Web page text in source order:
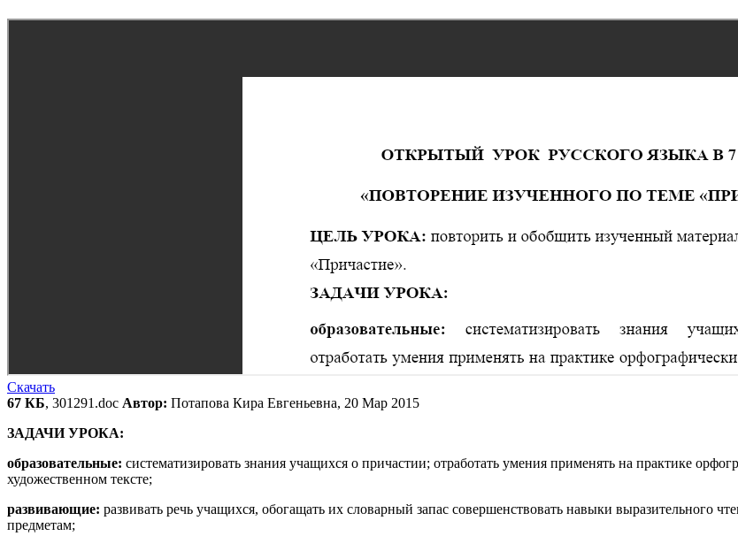
Скачать
67 КБ, 301291.doc Автор: Потапова Кира Евгеньевна, 20 Мар 2015
ЗАДАЧИ УРОКА:
образовательные: систематизировать знания учащихся о причастии; отработать умения применять на практике
художественном тексте;
развивающие: развивать речь учащихся, обогащать их словарный запас совершенствовать навыки выразительного
предметам;